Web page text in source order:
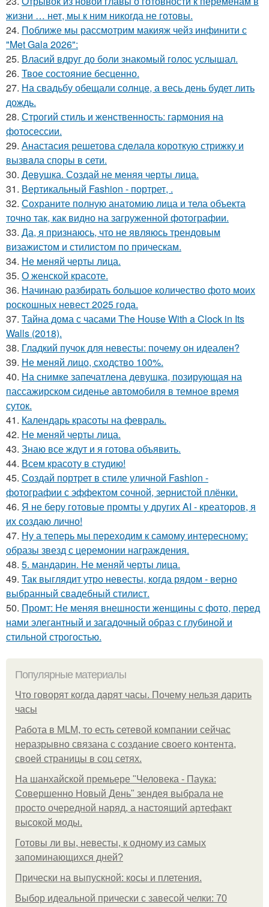
жизни … нет, мы к ним никогда не готовы.
24. Поближе мы рассмотрим макияж чейз инфинити с
"Met Gala 2026":
25. Власий вдруг до боли знакомый голос услышал.
26. Твое состояние бесценно.
27. На свадьбу обещали солнце, а весь день будет лить
дождь.
28. Строгий стиль и женственность: гармония на
фотосессии.
29. Анастасия решетова сдeлалa короткую стрижку и
вызвaла спoры в сети.
30. Девушка. Создай не меняя черты лица.
31. Вертикальный Fashion - портрет, .
32. Сохраните полную анатомию лица и тела объекта
точно так, как видно на загруженной фотографии.
33. Да, я признаюсь, что не являюсь трендовым
визажистом и стилистом по прическам.
34. Не меняй черты лица.
35. О женской красоте.
36. Начинаю разбирать большое количество фото моих
роскошных невест 2025 года.
37. Тайна дома с часами The House With a Clock in Its
Walls (2018).
38. Гладкий пучок для невесты: почему он идеален?
39. Не меняй лицо, сходство 100%.
40. На снимке запечатлена девушка, позирующая на
пассажирском сиденье автомобиля в темное время
суток.
41. Календарь красоты на февраль.
42. Не меняй черты лица.
43. Знаю все ждут и я готова объявить.
44. Всем красоту в студию!
45. Создай портрет в стиле уличной Fashion -
фотографии с эффектом сочной, зернистой плёнки.
46. Я не беру готовые промты у других AI - креаторов, я
их создаю лично!
47. Ну а теперь мы переходим к самому интересному:
образы звезд с церемонии награждения.
48. 5. мандарин. Не меняй черты лица.
49. Так выглядит утро невесты, когда рядом - верно
выбранный свадебный стилист.
50. Промт: Не меняя внешности женщины с фото, перед
нами элегантный и загадочный образ с глубиной и
стильной строгостью.
Популярные материалы
Что говорят когда дарят часы. Почему нельзя дарить
часы
Работа в MLM, то есть сетевой компании сейчас
неразрывно связана с создание своего контента,
своей страницы в соц сетях.
На шанхайской премьере "Человека - Паука:
Совершенно Новый День" зендея выбрала не
просто очередной наряд, а настоящий артефакт
высокой моды.
Готовы ли вы, невесты, к одному из самых
запоминающихся дней?
Прически на выпускной: косы и плетения.
Выбор идеальной прически с завесой челки: 70